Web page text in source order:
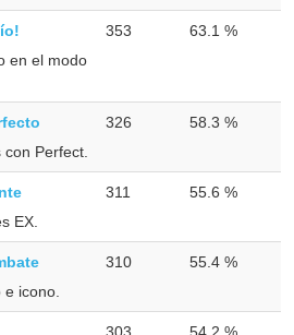
en el modo
353 63.1 %
Perfect.
326 58.3 %
EX.
311 55.6 %
icono.
310 55.4 %
303 54.2 %